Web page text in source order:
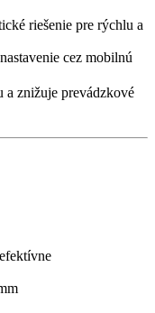
riešenie pre rýchlu a
cez mobilnú
a znižuje prevádzkové